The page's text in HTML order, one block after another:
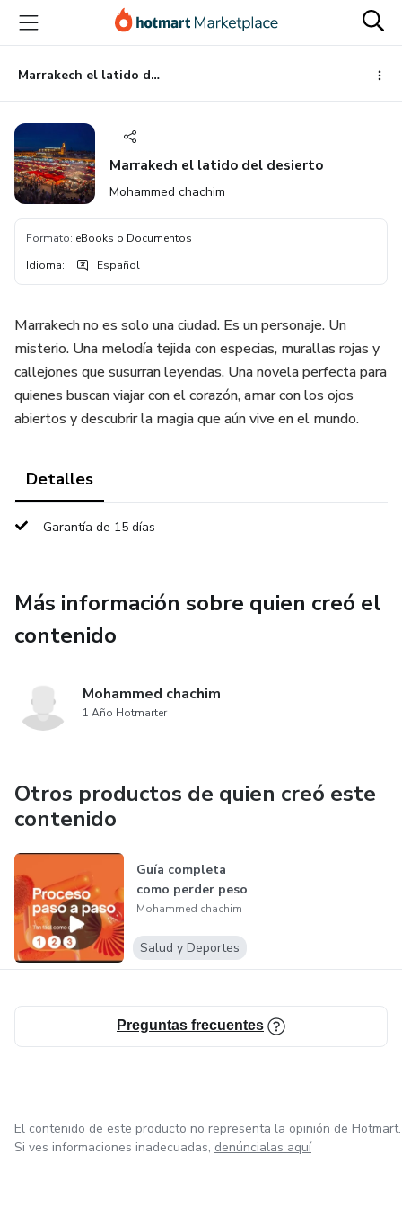
principal
página
de
página
Marrakech el latido del desierto
Marrakech el latido del desierto
Mohammed chachim
Formato: eBooks o Documentos
Idioma: Español
Marrakech no es solo una ciudad. Es un personaje. Un
misterio. Una melodía tejida con especias, murallas rojas y
callejones que susurran leyendas. Una novela perfecta para
quienes buscan viajar con el corazón, amar con los ojos
abiertos y descubrir la magia que aún vive en el mundo.
Detalles
Garantía de 15 días
Más información sobre quien creó el
contenido
Mohammed chachim
1 Año Hotmarter
Otros productos de quien creó este
contenido
Guía completa
como perder peso
Mohammed chachim
Salud y Deportes
Preguntas frecuentes
El contenido de este producto no representa la opinión de Hotmart.
Si ves informaciones inadecuadas, denúncialas aquí